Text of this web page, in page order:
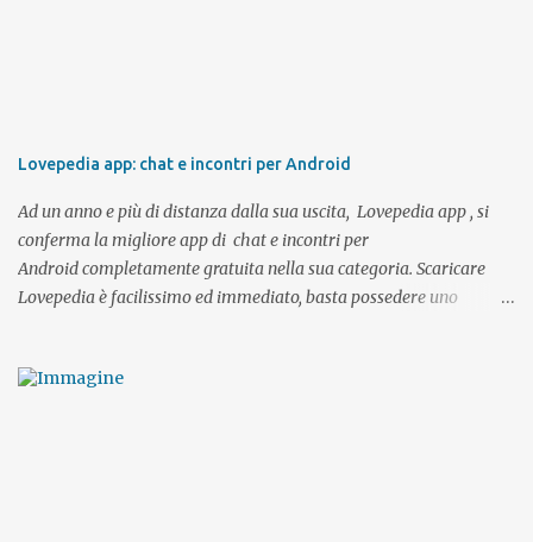
Lovepedia app: chat e incontri per Android
Ad un anno e più di distanza dalla sua uscita, Lovepedia app , si
conferma la migliore app di chat e incontri per
Android completamente gratuita nella sua categoria. Scaricare
Lovepedia è facilissimo ed immediato, basta possedere uno
l'app potrete registrarvi direttamente con il vostro account Google